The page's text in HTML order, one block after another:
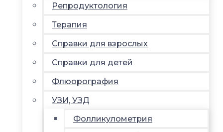
Репродуктология
Терапия
Справки для взрослых
Справки для детей
Флюорография
УЗИ, УЗД
Фолликулометрия